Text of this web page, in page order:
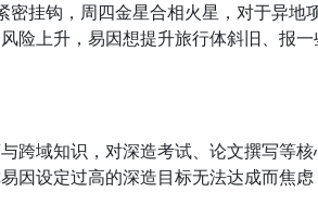
密挂钩，周四金星合相火星，对于异
险上升，易因想提升旅行体斜旧、报
跨域知识，对深造考试、论文撰写等
因设定过高的深造目标无法达成而焦